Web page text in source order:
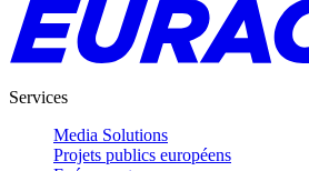
Services
Media Solutions
Projets publics européens